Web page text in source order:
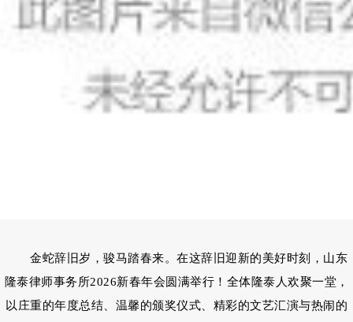
金蛇辞旧岁，骏马踏春来。在这辞旧迎新的美好时刻，山东
隆泰律师事务所2026新春年会圆满举行！全体隆泰人欢聚一堂，
以庄重的年度总结、温馨的颁奖仪式、精彩的文艺汇演与热闹的